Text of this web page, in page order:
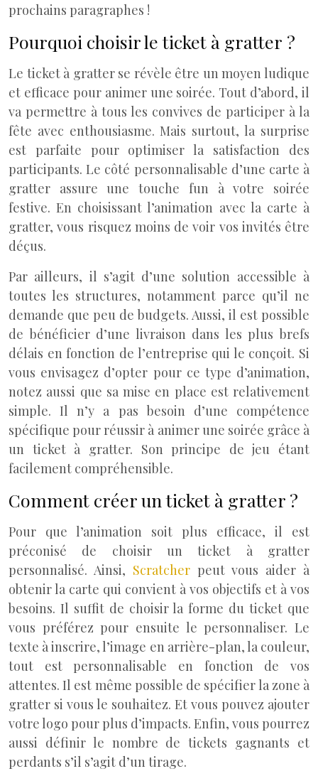
prochains paragraphes !
Pourquoi choisir le ticket à gratter ?
Le ticket à gratter se révèle être un moyen ludique
et efficace pour animer une soirée. Tout d’abord, il
va permettre à tous les convives de participer à la
fête avec enthousiasme. Mais surtout, la surprise
est parfaite pour optimiser la satisfaction des
participants. Le côté personnalisable d’une carte à
gratter assure une touche fun à votre soirée
festive. En choisissant l’animation avec la carte à
gratter, vous risquez moins de voir vos invités être
déçus.
Par ailleurs, il s’agit d’une solution accessible à
toutes les structures, notamment parce qu’il ne
demande que peu de budgets. Aussi, il est possible
de bénéficier d’une livraison dans les plus brefs
délais en fonction de l’entreprise qui le conçoit. Si
vous envisagez d’opter pour ce type d’animation,
notez aussi que sa mise en place est relativement
simple. Il n’y a pas besoin d’une compétence
spécifique pour réussir à animer une soirée grâce à
un ticket à gratter. Son principe de jeu étant
facilement compréhensible.
Comment créer un ticket à gratter ?
Pour que l’animation soit plus efficace, il est
préconisé de choisir un ticket à gratter
personnalisé. Ainsi, Scratcherpeut vous aider à
obtenir la carte qui convient à vos objectifs et à vos
besoins. Il suffit de choisir la forme du ticket que
vous préférez pour ensuite le personnaliser. Le
texte à inscrire, l’image en arrière-plan, la couleur,
tout est personnalisable en fonction de vos
attentes. Il est même possible de spécifier la zone à
gratter si vous le souhaitez. Et vous pouvez ajouter
votre logo pour plus d’impacts. Enfin, vous pourrez
aussi définir le nombre de tickets gagnants et
perdants s’il s’agit d’un tirage.